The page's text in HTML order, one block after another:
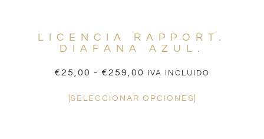
LICENCIA RAPPORT.
DIAFANA AZUL.
€25,00 - €259,00 IVA INCLUIDO
SELECCIONAR OPCIONES